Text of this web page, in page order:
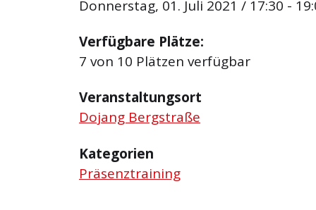
Donnerstag, 01. Juli 2021 / 17:30 -
Verfügbare Plätze:
7 von 10 Plätzen verfügbar
Veranstaltungsort
Dojang Bergstraße
Kategorien
Präsenztraining